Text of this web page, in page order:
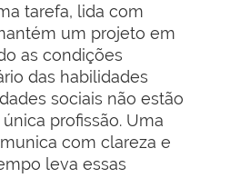
tarefa, lida com
um projeto em
as condições
das habilidades
sociais não estão
profissão. Uma
com clareza e
leva essas